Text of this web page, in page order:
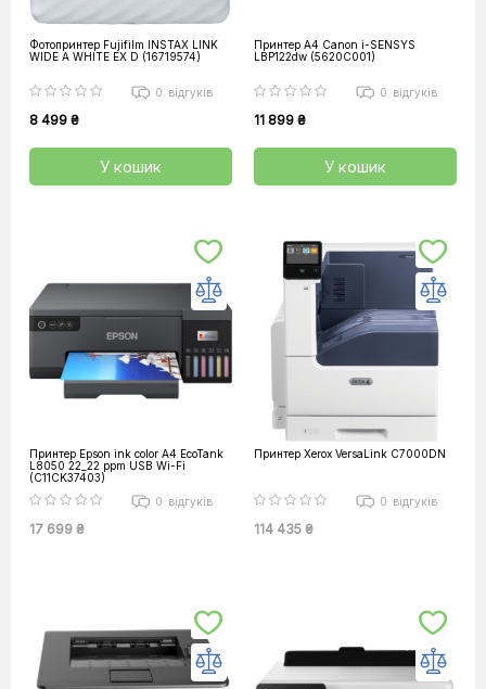
Фотопринтер Fujifilm INSTAX LINK
WIDE A WHITE EX D (16719574)
0 відгуків
8 499 ₴
У кошик
Принтер А4 Canon i-SENSYS
LBP122dw (5620C001)
0 відгуків
11 899 ₴
У кошик
Принтер Epson ink color A4 EcoTank
L8050 22_22 ppm USB Wi-Fi
(C11CK37403)
0 відгуків
17 699 ₴
Принтер Xerox VersaLink C7000DN
0 відгуків
114 435 ₴